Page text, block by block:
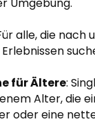
alle, die nach
für Ältere:
Alter, die
oder eine